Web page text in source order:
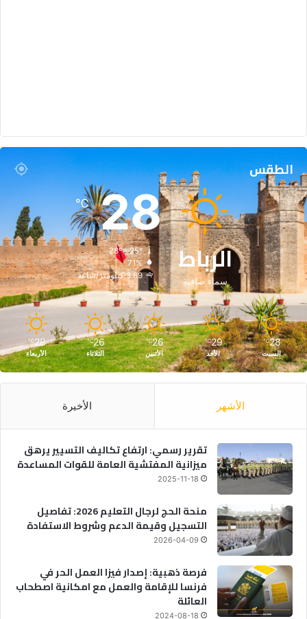
الطقس
الرباط
سماء صافية
28
℃
28º - 25º
71%
3.69 كيلومتر/ساعة
28
℃
السبت
29
℃
الأحد
26
℃
الأثنين
26
℃
الثلاثاء
28
℃
الأربعاء
الأشهر الأخيرة
تقرير رسمي: ارتفاع تكاليف التسيير يرهق
ميزانية المفتشية العامة للقوات المساعدة
2025-11-18
منحة الحج لرجال التعليم 2026: تفاصيل
التسجيل وقيمة الدعم وشروط الاستفادة
2026-04-09
فرصة ذهبية: إصدار فيزا العمل الحر في
فرنسا للإقامة والعمل مع امكانية اصطحاب
العائلة
2024-08-18